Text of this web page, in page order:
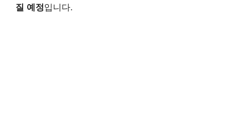
질 예정입니다.